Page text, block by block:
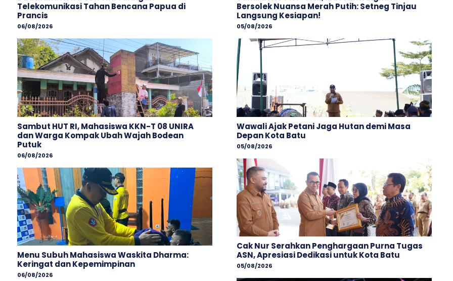
Telekomunikasi Tahan Bencana Papua di
Prancis
06/08/2026
Sambut HUT RI, Mahasiswa KKN-T 08 UNIRA
dan Warga Kompak Ubah Wajah ‎Bodean
Putuk
06/08/2026
Menu Subuh Mahasiswa Waskita Dharma:
Keringat dan Kepemimpinan
06/08/2026
Bersolek Nuansa Merah Putih: Setneg Tinjau
Langsung Kesiapan!
05/08/2026
Wawali Ajak Petani Jaga Hutan demi Masa
Depan Kota Batu
05/08/2026
Cak Nur Serahkan Penghargaan Purna Tugas
ASN, Apresiasi Dedikasi untuk Kota Batu
05/08/2026